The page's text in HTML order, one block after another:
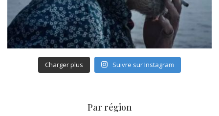
Charger plus Suivre sur Instagram
Par région